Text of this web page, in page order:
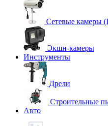
Сетевые камеры
Экшн-камеры
Инструменты
Дрели
Строительные
Авто